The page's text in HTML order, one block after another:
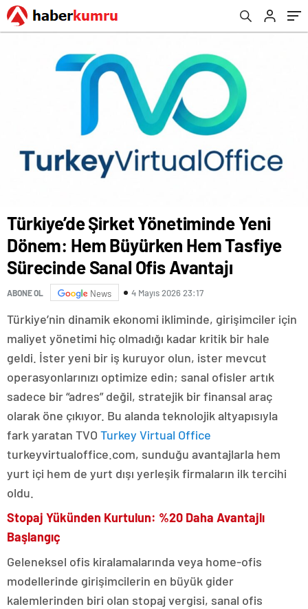
Türkiye’de Şirket Yönetiminde Yeni
Dönem: Hem Büyürken Hem Tasfiye
Sürecinde Sanal Ofis Avantajı
ABONE OL News 4 Mayıs 2026 23:17
Türkiye’nin dinamik ekonomi ikliminde, girişimciler için
maliyet yönetimi hiç olmadığı kadar kritik bir hale
geldi. İster yeni bir iş kuruyor olun, ister mevcut
operasyonlarınızı optimize edin; sanal ofisler artık
sadece bir “adres” değil, stratejik bir finansal araç
olarak öne çıkıyor. Bu alanda teknolojik altyapısıyla
fark yaratan TVO Turkey Virtual Office
turkeyvirtualoffice.com, sunduğu avantajlarla hem
yurt içi hem de yurt dışı yerleşik firmaların ilk tercihi
oldu.
Stopaj Yükünden Kurtulun: %20 Daha Avantajlı
Başlangıç
Geleneksel ofis kiralamalarında veya home-ofis
modellerinde girişimcilerin en büyük gider
kalemlerinden biri olan stopaj vergisi, sanal ofis